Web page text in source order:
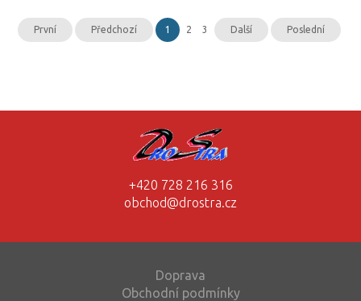
První Předchozí 1 2 3 Další Poslední
+420 728 216 316
obchod@drostra.cz
Doprava
Obchodní podmínky